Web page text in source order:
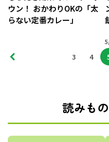
ウン！ おかわりOKの「太
らない定番カレー」
3 4
読みも